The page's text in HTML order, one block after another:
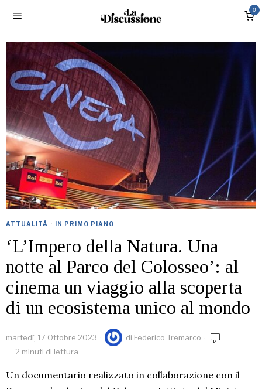
0
ATTUALITÀ · IN PRIMO PIANO
‘L’Impero della Natura. Una
notte al Parco del Colosseo’: al
cinema un viaggio alla scoperta
di un ecosistema unico al mondo
martedì, 17 Ottobre 2023 di Federico Tremarco
2 minuti di lettura
Un documentario realizzato in collaborazione con il